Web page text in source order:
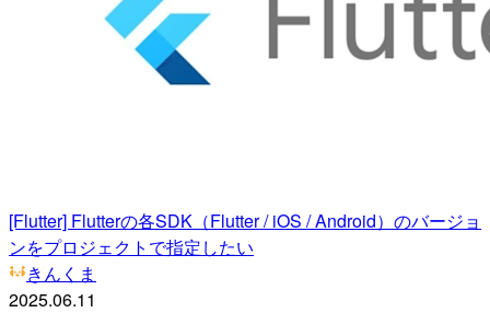
[Flutter] Flutterの各SDK（Flutter / iOS / Android）のバージョ
ンをプロジェクトで指定したい
きんくま
2025.06.11